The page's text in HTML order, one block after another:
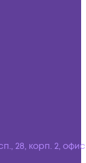
28, корп. 2,